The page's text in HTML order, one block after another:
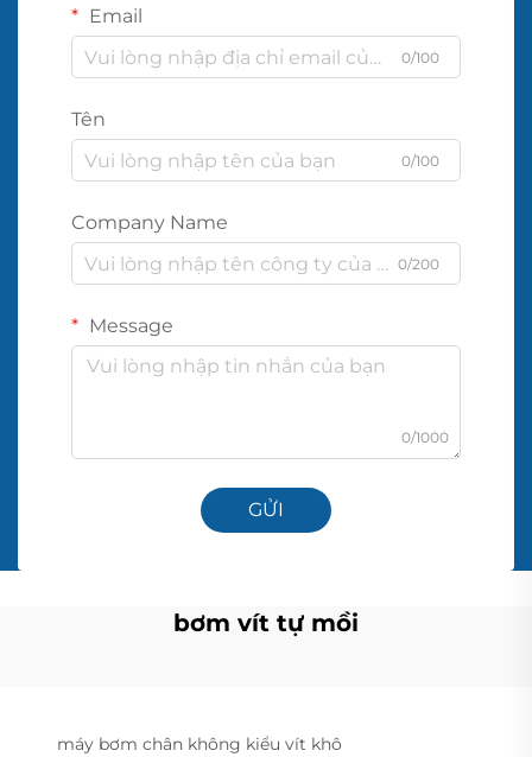
Email
0/100
Tên
0/100
Company Name
0/200
Message
0/1000
GỬI
bơm vít tự mồi
máy bơm chân không kiểu vít khô